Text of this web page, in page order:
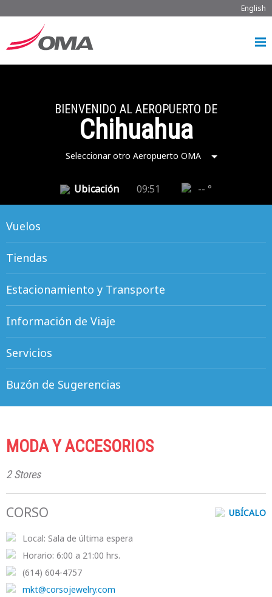
English
BIENVENIDO AL AEROPUERTO DE
Chihuahua
Seleccionar otro Aeropuerto OMA
Ubicación 09:51 -- °
Vuelos
Tiendas
Estacionamiento y Transporte
Información de Viaje
Servicios
Buzón de Sugerencias
MODA Y ACCESORIOS
2 Stores
CORSO
Local: Sala de última espera
Horario: 6:00 a 21:00 hrs.
(614) 604-4757
mkt@corsojewelry.com
UBÍCALO